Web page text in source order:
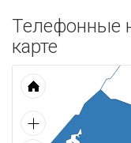
Телефонные
карте